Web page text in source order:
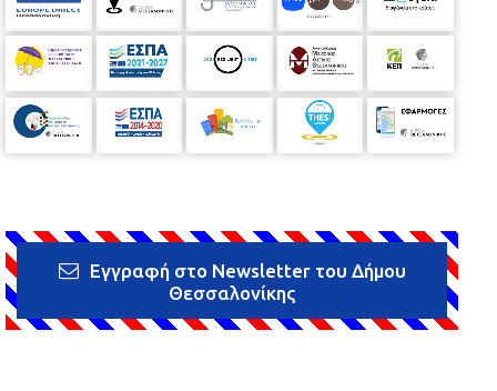
Εγγραφή στο Newsletter του Δήμου
Θεσσαλονίκης